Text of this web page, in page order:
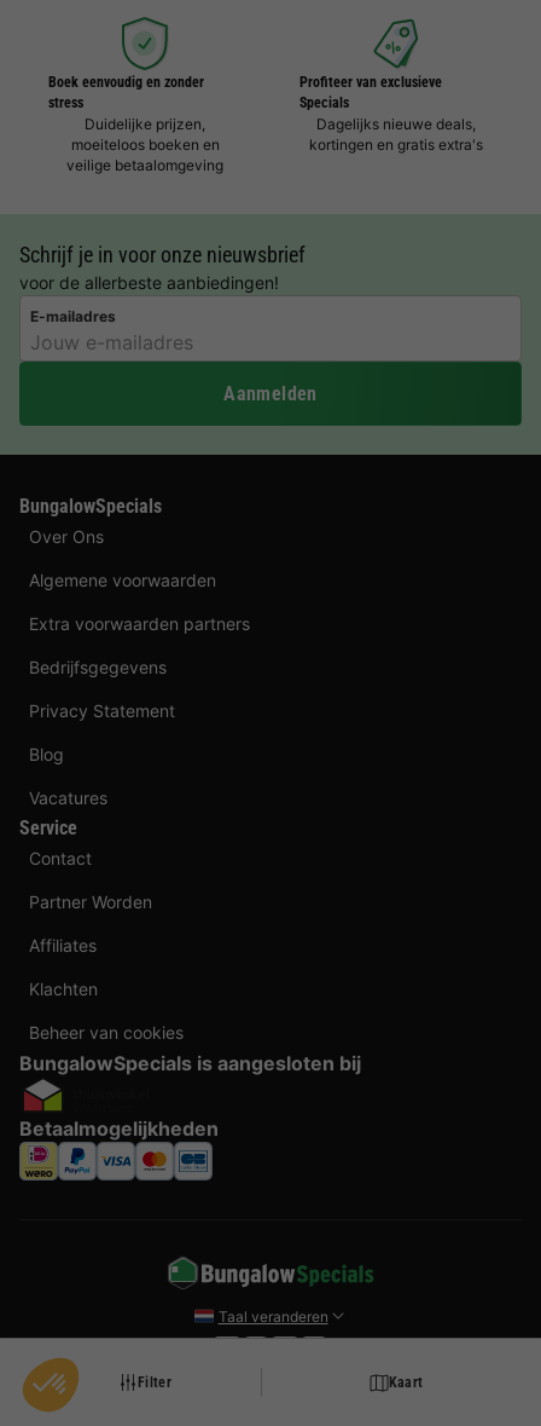
Filter Kaart
Boek eenvoudig en zonder
stress
Duidelijke prijzen,
moeiteloos boeken en
veilige betaalomgeving
Profiteer van exclusieve
Specials
Dagelijks nieuwe deals,
kortingen en gratis extra's
Schrijf je in voor onze nieuwsbrief
voor de allerbeste aanbiedingen!
E-mailadres
Aanmelden
BungalowSpecials
Over Ons
Algemene voorwaarden
Extra voorwaarden partners
Bedrijfsgegevens
Privacy Statement
Blog
Vacatures
Service
Contact
Partner Worden
Affiliates
Klachten
Beheer van cookies
BungalowSpecials is aangesloten bij
Betaalmogelijkheden
Taal veranderen
Door te boeken bij BungalowSpecials profiteer je van meer dan 20 jaar ervaring en
een ruim aanbod aan vakantieverblijven. Alle prijzen zijn actuele vanaf prijzen en
worden per accommodatie o.b.v. plaats- en beschikbaarheid weergegeven. Deze